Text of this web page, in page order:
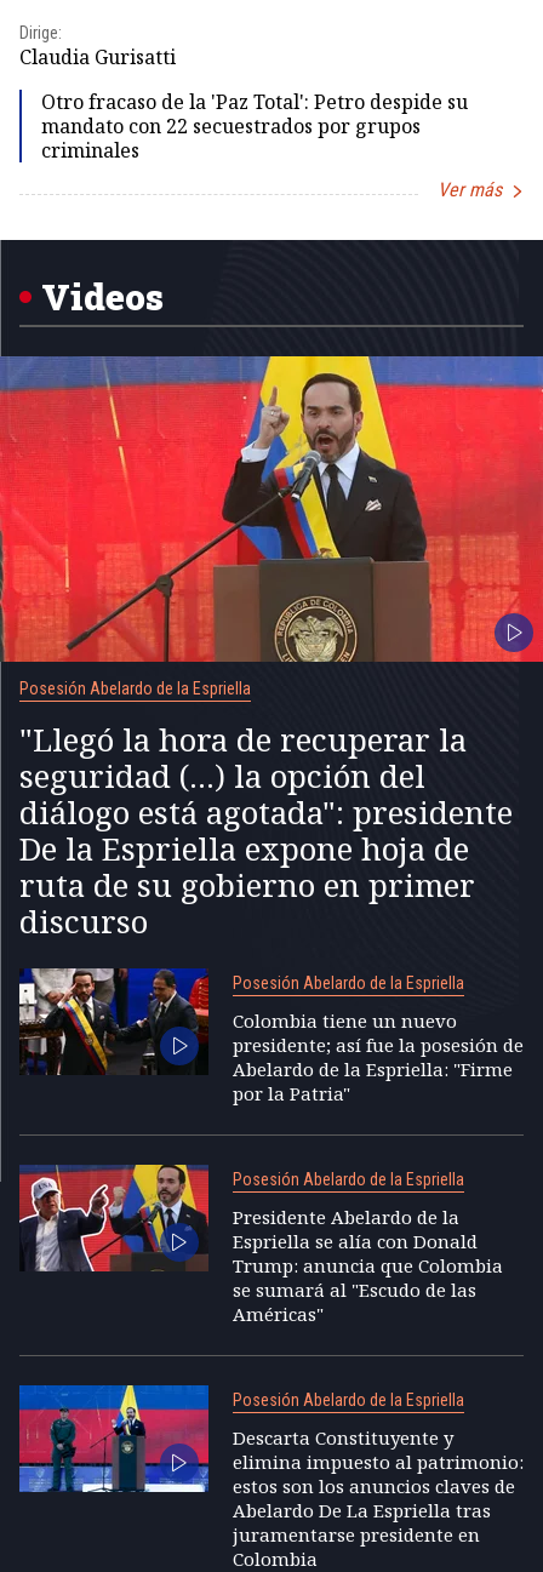
Dirige:
Claudia Gurisatti
Otro fracaso de la 'Paz Total': Petro despide su
mandato con 22 secuestrados por grupos
criminales
Ver más
Videos
Posesión Abelardo de la Espriella
"Llegó la hora de recuperar la
seguridad (...) la opción del
diálogo está agotada": presidente
De la Espriella expone hoja de
ruta de su gobierno en primer
discurso
Posesión Abelardo de la Espriella
Colombia tiene un nuevo
presidente; así fue la posesión de
Abelardo de la Espriella: "Firme
por la Patria"
Posesión Abelardo de la Espriella
Presidente Abelardo de la
Espriella se alía con Donald
Trump: anuncia que Colombia
se sumará al "Escudo de las
Américas"
Posesión Abelardo de la Espriella
Descarta Constituyente y
elimina impuesto al patrimonio:
estos son los anuncios claves de
Abelardo De La Espriella tras
juramentarse presidente en
Colombia